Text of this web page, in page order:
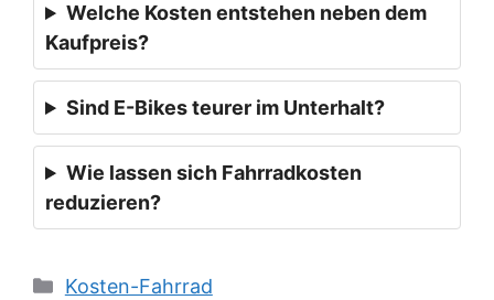
Welche Kosten entstehen neben dem
Kaufpreis?
Sind E-Bikes teurer im Unterhalt?
Wie lassen sich Fahrradkosten
reduzieren?
Kategorien
Kosten-Fahrrad